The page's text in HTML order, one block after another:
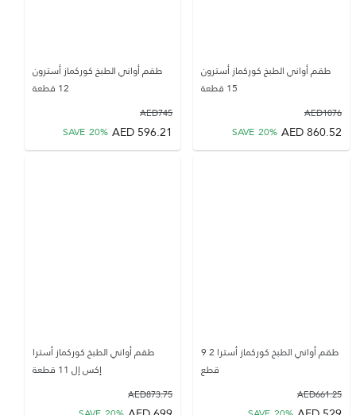
طقم أواني الطبخ كوركماز أسترون
15 قطعة
1076
AED
860.52
AED
SAVE 20%
طقم أواني الطبخ كوركماز أسترون
12 قطعة
745
AED
596.21
AED
SAVE 20%
طقم أواني الطبخ كوركماز أسترا 2 9
قطع
661.25
AED
طقم أواني الطبخ كوركماز أسترا
إكس إل 11 قطعة
873.75
AED